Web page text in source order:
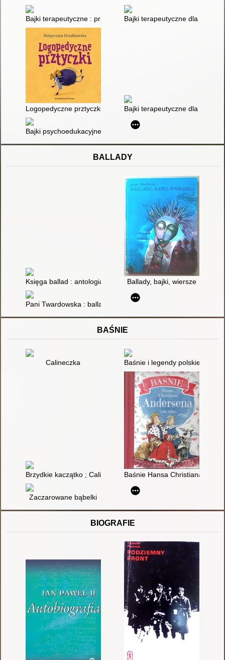
Bajki terapeutyczne : prace uczestników warsztatów
Bajki terapeutyczne dla dzieci
Logopedyczne prztyczki Bajki terapeutyczne dla dzieci;
Bajki psychoedukacyjne : prace uczestników warsztatów
BALLADY
Księga ballad : antologia Ballady, bajki, wiersze
Pani Twardowska : ballada
BAŚNIE
Calineczka Baśnie i legendy polskie
Brzydkie kaczątko ; Calineczka Baśnie Hansa Christiana
Zaczarowane bąbelki
BIOGRAFIE